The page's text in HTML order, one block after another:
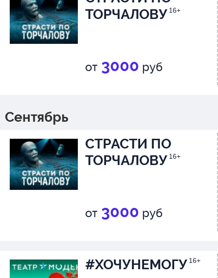
ТОРЧАЛОВУ 16+
от 3000 руб
Сентябрь
СТРАСТИ ПО
ТОРЧАЛОВУ 16+
от 3000 руб
#ХОЧУНЕМОГУ 16+